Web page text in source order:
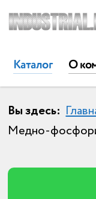
Каталог О
Вы здесь:
Медно-